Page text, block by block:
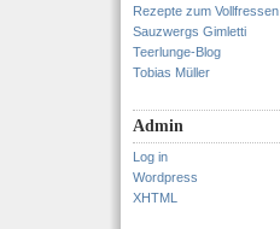
Rezepte zum Vollfressen
Sauzwergs Gimletti
Teerlunge-Blog
Tobias Müller
Admin
Log in
Wordpress
XHTML